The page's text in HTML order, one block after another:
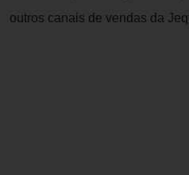
outros canais de vendas da